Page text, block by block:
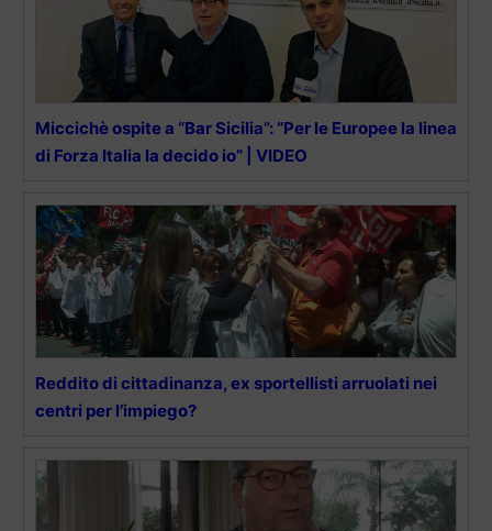
Miccichè ospite a “Bar Sicilia”: “Per le Europee la linea
di Forza Italia la decido io” | VIDEO
Reddito di cittadinanza, ex sportellisti arruolati nei
centri per l’impiego?